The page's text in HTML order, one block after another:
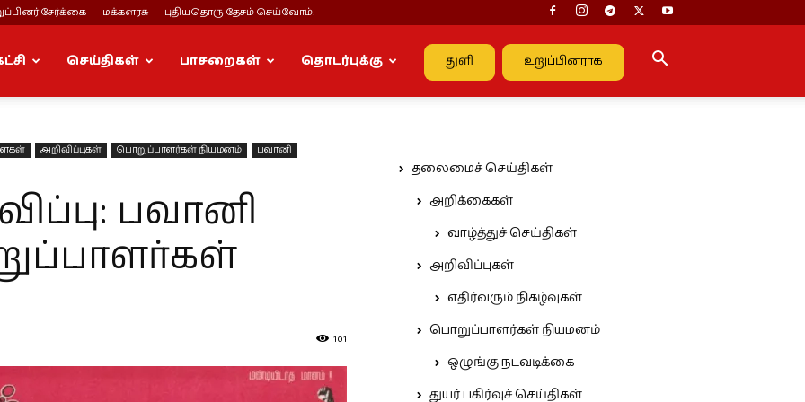
சேர்க்கை மக்களரசு புதியதொரு தேசம் செய்வோம்!
துளி உறுப்பினராக
செய்திகள் பாசறைகள் தொடர்புக்கு
அறிவிப்புகள் பொறுப்பாளர்கள் நியமனம்
பவானி
பவானி
101
தலைமைச் செய்திகள்
அறிக்கைகள்
வாழ்த்துச் செய்திகள்
அறிவிப்புகள்
எதிர்வரும் நிகழ்வுகள்
பொறுப்பாளர்கள் நியமனம்
ஒழுங்கு நடவடிக்கை
துயர் பகிர்வுச் செய்திகள்